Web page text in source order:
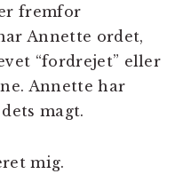
fremfor
Annette ordet,
“fordrejet” eller
Annette har
magt.
mig.